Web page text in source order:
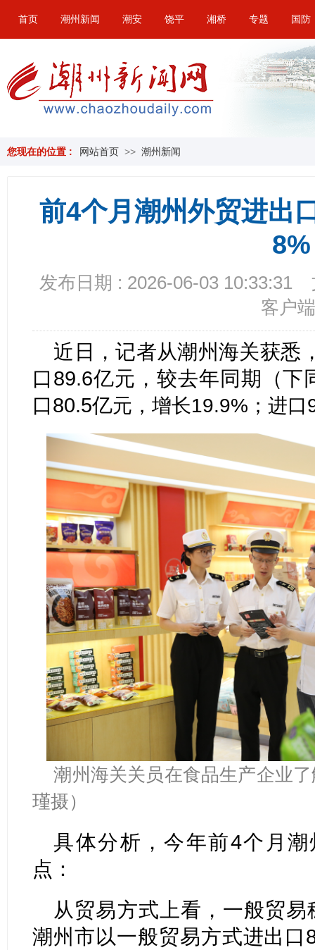
首页 潮州新闻 潮安 饶平 湘桥 专题 国防
您现在的位置 : 网站首页 >> 潮州新闻
前4个月潮州外贸进出
8%
发布日期 : 2026-06-03 10:33:31
客户端
近日，记者从潮州海关获悉
口89.6亿元，较去年同期（下
口80.5亿元，增长19.9%；进口
潮州海关关员在食品生产企业
瑾摄）
具体分析，今年前4个月
点：
从贸易方式上看，一般贸
潮州市以一般贸易方式进出口